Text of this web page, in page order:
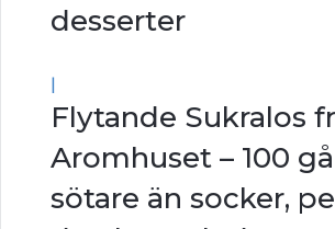
desserter
|
Flytande Sukralos
Aromhuset – 100
sötare än socker,